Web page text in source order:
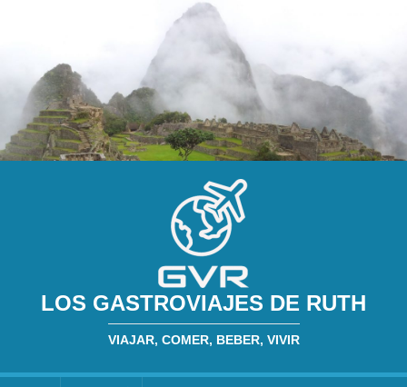
LOS GASTROVIAJES DE RUTH
VIAJAR, COMER, BEBER, VIVIR